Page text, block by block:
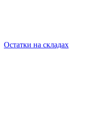
Остатки на складах